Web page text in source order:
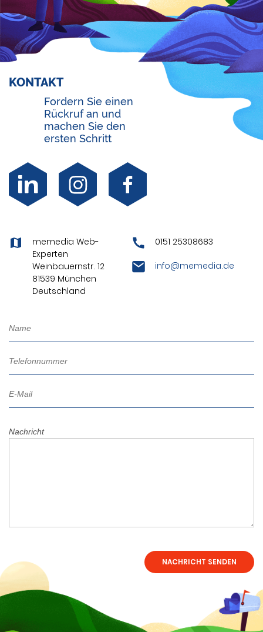
KONTAKT
Fordern Sie einen
Rückruf an und
machen Sie den
ersten Schritt
memedia Web-
Experten
Weinbauernstr. 12
81539 München
Deutschland
0151 25308683
info@memedia.de
Nachricht